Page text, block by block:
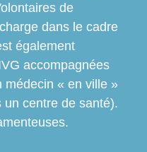
de
dans le cadre
également
accompagnées
médecin « en ville »
centre de santé).